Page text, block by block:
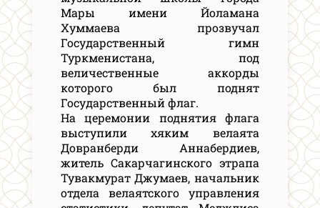
Мары имени Йоламана
Хуммаева прозвучал
Государственный гимн
Туркменистана, под
величественные аккорды
которого был поднят
Государственный флаг.
На церемонии поднятия флага
выступили хяким велаята
Довранберди Аннабердиев,
житель Сакарчагинского этрапа
Тувакмурат Джумаев, начальник
отдела велаятского управления